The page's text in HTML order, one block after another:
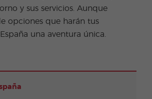
y sus servicios. Aunque
opciones que harán tus
una aventura única.